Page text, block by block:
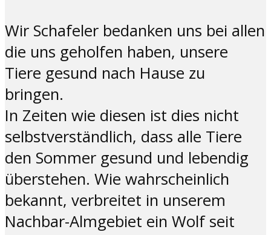
Wir Schafeler bedanken uns bei allen
die uns geholfen haben, unsere
Tiere gesund nach Hause zu
bringen.
In Zeiten wie diesen ist dies nicht
selbstverständlich, dass alle Tiere
den Sommer gesund und lebendig
überstehen. Wie wahrscheinlich
bekannt, verbreitet in unserem
Nachbar-Almgebiet ein Wolf seit